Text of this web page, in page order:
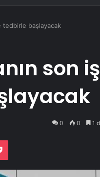
tedbirle başlayacak
son
0 0 1
Pocket